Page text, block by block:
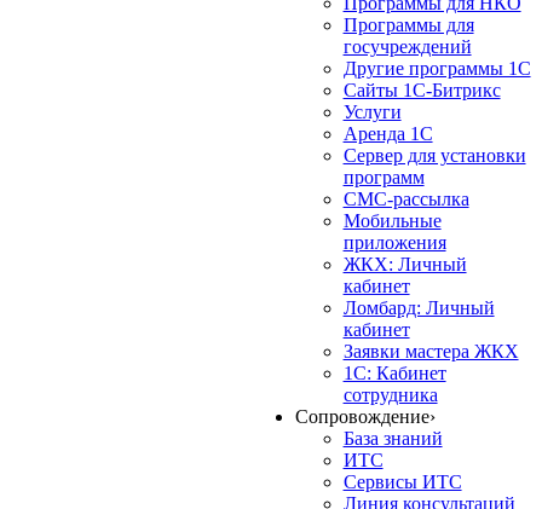
Программы для
госучреждений
Другие программы 1С
Сайты 1С-Битрикс
Услуги
Аренда 1С
Сервер для установки
программ
СМС-рассылка
Мобильные
приложения
ЖКХ: Личный
кабинет
Ломбард: Личный
кабинет
Заявки мастера ЖКХ
1С: Кабинет
сотрудника
Сопровождение›
База знаний
ИТС
Сервисы ИТС
Линия консультаций